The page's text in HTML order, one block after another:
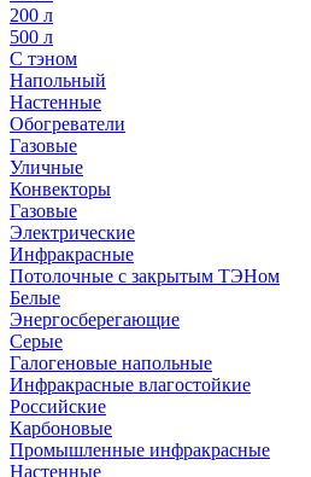
200 л
500 л
С тэном
Напольный
Настенные
Обогреватели
Газовые
Уличные
Конвекторы
Газовые
Электрические
Инфракрасные
Потолочные с закрытым ТЭНом
Белые
Энергосберегающие
Серые
Галогеновые напольные
Инфракрасные влагостойкие
Российские
Карбоновые
Промышленные инфракрасные
Настенные